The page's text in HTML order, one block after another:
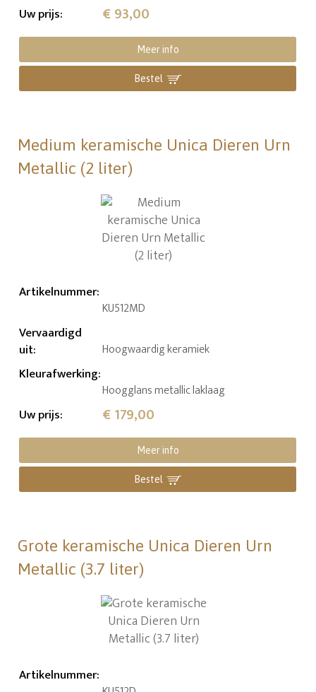
Uw prijs: € 93,00
Meer info
Bestel
Medium keramische Unica Dieren Urn
Metallic (2 liter)
Artikelnummer:
KU512MD
Vervaardigd
uit: Hoogwaardig keramiek
Kleurafwerking:
Hoogglans metallic laklaag
Uw prijs: € 179,00
Meer info
Bestel
Grote keramische Unica Dieren Urn
Metallic (3.7 liter)
Artikelnummer: